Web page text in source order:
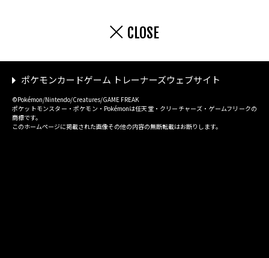
CLOSE
ポケモンカードゲーム トレーナーズウェブサイト
©Pokémon/Nintendo/Creatures/GAME FREAK
ポケットモンスター・ポケモン・Pokémonは任天堂・クリーチャーズ・ゲームフリークの
商標です。
このホームページに掲載された画像その他の内容の無断転載はお断りします。